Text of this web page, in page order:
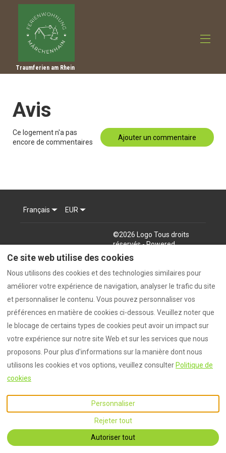
Traumferien am Rhein
Tarifs
Calendrier d'occupation
Avis
Avis
Ce logement n'a pas
encore de commentaires
Ajouter un commentaire
Français EUR
©2026 Logo Tous droits
réservés- Powered
by Lodgify
Ce site web utilise des cookies
Nous utilisons des cookies et des technologies similaires pour
améliorer votre expérience de navigation, analyser le trafic du site
et personnaliser le contenu. Vous pouvez personnaliser vos
préférences en matière de cookies ci-dessous. Veuillez noter que
le blocage de certains types de cookies peut avoir un impact sur
votre expérience sur notre site Web et sur les services que nous
proposons. Pour plus d'informations sur la manière dont nous
utilisons les cookies et vos options, veuillez consulterPolitique de
cookies
Personnaliser
Rejeter tout
Autoriser tout